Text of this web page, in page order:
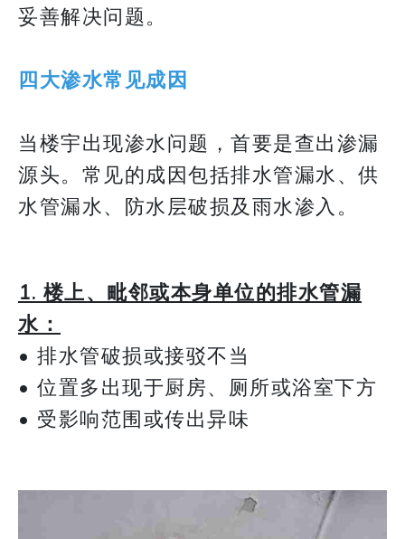
妥善解决问题。
四大渗水常见成因
​​​​​​​当楼宇出现渗水问题，首要是查出渗漏
源头。常见的成因包括排水管漏水、供
水管漏水、防水层破损及雨水渗入。
1. 楼上、毗邻或本身单位的排水管漏
水：
• 排水管破损或接驳不当
• 位置多出现于厨房、厕所或浴室下方
• 受影响范围或传出异味